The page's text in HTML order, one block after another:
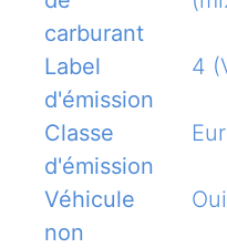
carburant
Label
d'émission
4
Classe
d'émission
Véhicule
non
Oui